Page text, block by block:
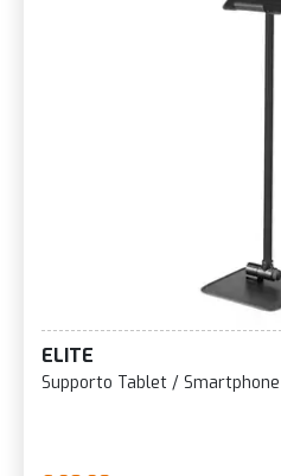
ELITE
Supporto Tablet /